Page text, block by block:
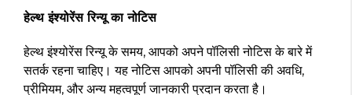
हेल्थ इंश्योरेंस रिन्यू का नोटिस
हेल्थ इंश्योरेंस रिन्यू के समय, आपको अपने पॉलिसी नोटिस के बारे में
सतर्क रहना चाहिए। यह नोटिस आपको अपनी पॉलिसी की अवधि,
प्रीमियम, और अन्य महत्वपूर्ण जानकारी प्रदान करता है।